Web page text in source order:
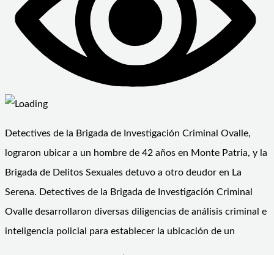
Detectives de la Brigada de Investigación Criminal Ovalle,
lograron ubicar a un hombre de 42 años en Monte Patria, y la
Brigada de Delitos Sexuales detuvo a otro deudor en La
Serena. Detectives de la Brigada de Investigación Criminal
Ovalle desarrollaron diversas diligencias de análisis criminal e
inteligencia policial para establecer la ubicación de un